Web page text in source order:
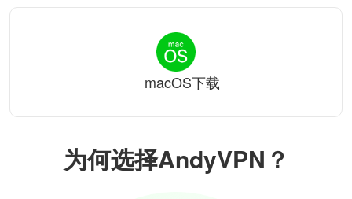
为何选择AndyVPN？
macOS下载